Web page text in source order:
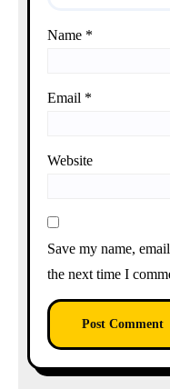
Name *
Email *
Website
Save my name,
the next time I